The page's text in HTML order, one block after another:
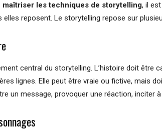
maîtriser les techniques de storytelling, il
elles reposent. Le storytelling repose sur
central du storytelling. L’histoire doit être
lignes. Elle peut être vraie ou fictive, mais
un message, provoquer une réaction, inciter à